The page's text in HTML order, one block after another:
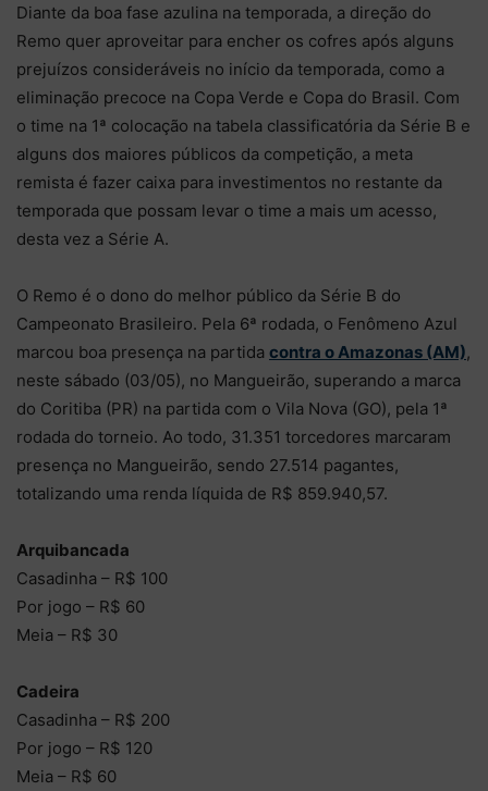
Diante da boa fase azulina na temporada, a direção do
Remo quer aproveitar para encher os cofres após alguns
prejuízos consideráveis no início da temporada, como a
eliminação precoce na Copa Verde e Copa do Brasil. Com
o time na 1ª colocação na tabela classificatória da Série B e
alguns dos maiores públicos da competição, a meta
remista é fazer caixa para investimentos no restante da
temporada que possam levar o time a mais um acesso,
desta vez a Série A.
O Remo é o dono do melhor público da Série B do
Campeonato Brasileiro. Pela 6ª rodada, o Fenômeno Azul
marcou boa presença na partida contra o Amazonas (AM),
neste sábado (03/05), no Mangueirão, superando a marca
do Coritiba (PR) na partida com o Vila Nova (GO), pela 1ª
rodada do torneio. Ao todo, 31.351 torcedores marcaram
presença no Mangueirão, sendo 27.514 pagantes,
totalizando uma renda líquida de R$ 859.940,57.
Arquibancada
Casadinha – R$ 100
Por jogo – R$ 60
Meia – R$ 30
Cadeira
Casadinha – R$ 200
Por jogo – R$ 120
Meia – R$ 60